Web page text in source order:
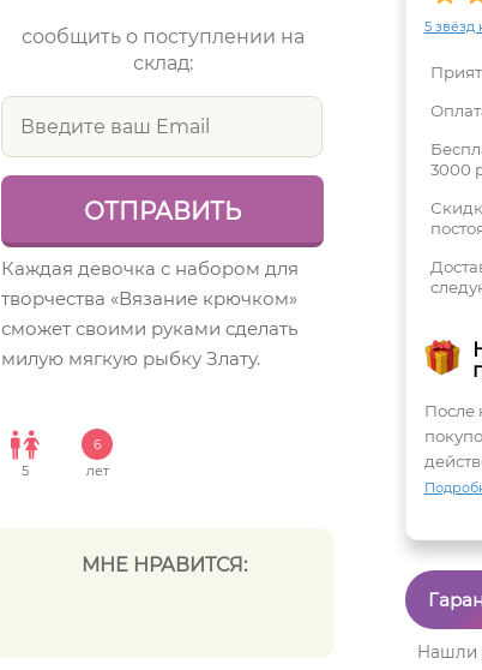
5
3000
После
Нашли
сообщить о поступлении на
склад:
Каждая девочка с набором для
творчества «Вязание крючком»
сможет своими руками сделать
милую мягкую рыбку Злату.
5
6
лет
МНЕ НРАВИТСЯ: